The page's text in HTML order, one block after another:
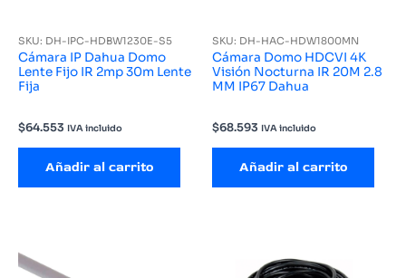
SKU: DH-IPC-HDBW1230E-S5
Cámara IP Dahua Domo
Lente Fijo IR 2mp 30m Lente
Fija
$64.553 IVA incluido
Añadir al carrito
SKU: DH-HAC-HDW1800MN
Cámara Domo HDCVI 4K
Visión Nocturna IR 20M 2.8
MM IP67 Dahua
$68.593 IVA incluido
Añadir al carrito